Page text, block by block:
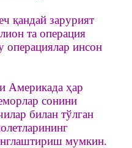
қандай зарурият
та операция
операциялар инсон
Америкада ҳар
сонини
билан тўлган
мумкин.